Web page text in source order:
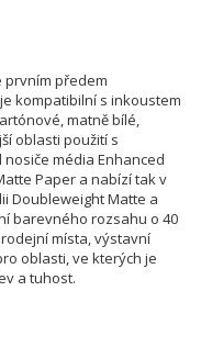
prvním předem
kompatibilní s inkoustem
matně bílé,
oblasti použití s
média Enhanced
Paper a nabízí tak v
Doubleweight Matte a
barevného rozsahu o 40
místa, výstavní
oblasti, ve kterých je
a tuhost.